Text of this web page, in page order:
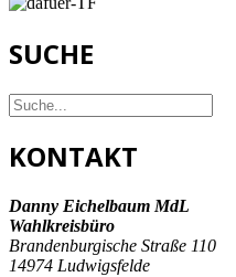
SUCHE
KONTAKT
Danny Eichelbaum MdL
Wahlkreisbüro
Brandenburgische Straße 110
14974 Ludwigsfelde